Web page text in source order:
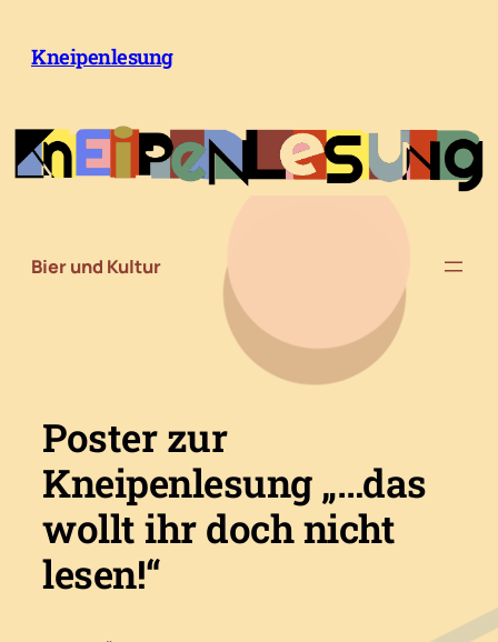
Inhalt
springen
Kneipenlesung
Bier und Kultur
Poster zur
Kneipenlesung „…das
wollt ihr doch nicht
lesen!“